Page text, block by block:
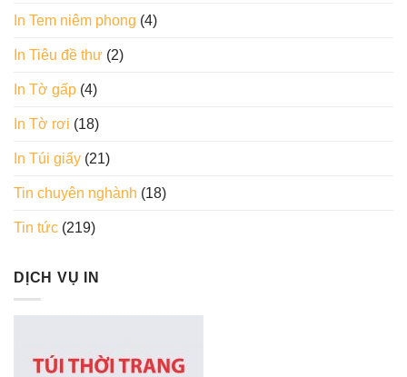
In Tem niêm phong (4)
In Tiêu đề thư (2)
In Tờ gấp (4)
In Tờ rơi (18)
In Túi giấy (21)
Tin chuyên nghành (18)
Tin tức (219)
DỊCH VỤ IN